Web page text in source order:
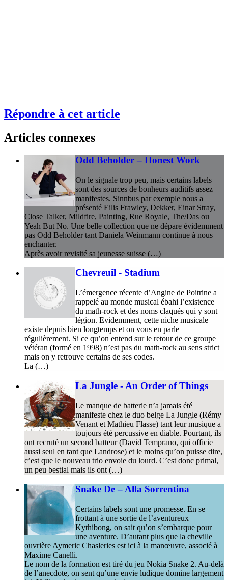
Répondre à cet article
Articles connexes
Odd Beholder – Honest Work
On le signale trop peu, mais certains labels
sont des sources de bonheurs auditifs assez
manifestes. Sinnbus par exemple nous a
présenté Eilis Frawley, Dekker, Einar Stray,
Close Talker, Mildfire, Painting, Rue Royale, The/Das ou
Yeah But No. Une belle collection que ne dépare évidemment
pas Odd Beholder tant Daniela Weinmann continue à nous
enchanter.
Après avoir revisité sa jeunesse suisse (…)
Chevreuil - Stadium
L’émergence récente d’Angine de Poitrine a
rappelé au monde musical ébahi l’existence
du math-rock et des noms claqués qui y sont
légion. Evidemment, cette niche musicale
existe depuis bien longtemps et on vous en parle
régulièrement. Si ce qu’on entend sur le retour de ce groupe
vétéran (formé en 1998) n’est pas du math-rock au sens strict
mais on y retrouve certains de ses codes.
La (…)
La Jungle - An Order of Things
Le manque de batterie n’a jamais été
manifeste chez le duo belge La Jungle (Rémy
Venant et Mathieu Flasse) tant leur musique a
toujours été percussive en diable. Pourtant, ils
ont recruté un second batteur (David Temprano, qui officie
aussi seul en tant que Landrose) et le moins qu’on puisse dire,
c’est que le nouveau trio envoie du lourd. C’est donc primal,
un peu bestial mais ils ont (…)
Snake De – Alla Sorrentina
Certains labels sont une promesse. En se
frottant à une sortie de l’aventureux
Kythibong, on sait qu’on s’embarque pour
une aventure. D’autant plus que la cheville
ouvrière Aymeric Chasleries est ici à la manœuvre, associé à
Maxime Canelli.
Le nom de la formation est tiré du jeu Nokia Snake 2. Au-delà
de l’anecdote, on sent qu’une envie ludique domine largement